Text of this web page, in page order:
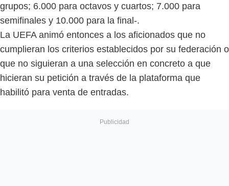
grupos; 6.000 para octavos y cuartos; 7.000 para
semifinales y 10.000 para la final-.
La UEFA animó entonces a los aficionados que no
cumplieran los criterios establecidos por su federación o
que no siguieran a una selección en concreto a que
hicieran su petición a través de la plataforma que
habilitó para venta de entradas.